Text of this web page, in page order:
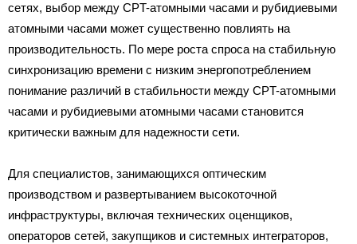
сетях, выбор между CPT-атомными часами и рубидиевыми
атомными часами может существенно повлиять на
производительность. По мере роста спроса на стабильную
синхронизацию времени с низким энергопотреблением
понимание различий в стабильности между CPT-атомными
часами и рубидиевыми атомными часами становится
критически важным для надежности сети.
Для специалистов, занимающихся оптическим
производством и развертыванием высокоточной
инфраструктуры, включая технических оценщиков,
операторов сетей, закупщиков и системных интеграторов,